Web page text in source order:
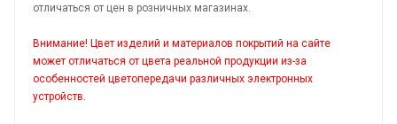
отличаться от цен в розничных магазинах.
Внимание! Цвет изделий и материалов покрытий на сайте
может отличаться от цвета реальной продукции из-за
особенностей цветопередачи различных электронных
устройств.